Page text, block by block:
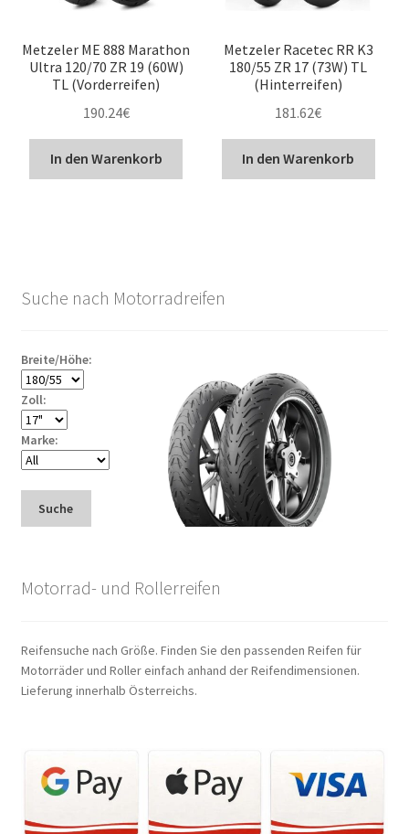
Metzeler ME 888 Marathon
Ultra 120/70 ZR 19 (60W)
TL (Vorderreifen)
190.24€
In den Warenkorb
Metzeler Racetec RR K3
180/55 ZR 17 (73W) TL
(Hinterreifen)
181.62€
In den Warenkorb
Suche nach Motorradreifen
Breite/Höhe:
Zoll:
Marke:
Suche
Motorrad- und Rollerreifen
Reifensuche nach Größe. Finden Sie den passenden Reifen für
Motorräder und Roller einfach anhand der Reifendimensionen.
Lieferung innerhalb Österreichs.